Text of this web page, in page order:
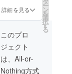
セサ
リーを
プ作成
し、郵
送させ
ていた
だきま
す！！
世界に
詳細を見る ー
ン
を
選
択
す
る
このプロ
ジェクト
は、All-or-
Nothing方式